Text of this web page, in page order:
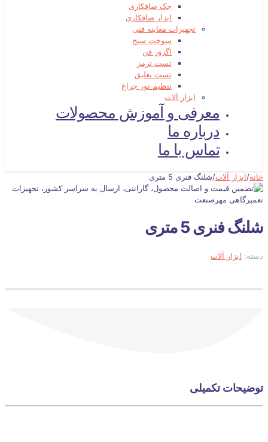
جک صافکاری
ابزار صافکاری
تجهیزات معاینه فنی
سوخت سنج
اگزوز فن
تست ترمز
تست تعلیق
تنظیم نور چراغ
ابزار آلات
معرفی و آموزش محصولات
درباره ما
تماس با ما
خانه/ابزار آلات/شلنگ فنری 5 متری
شلنگ فنری 5 متری
دسته: ابزار آلات
توضیحات تکمیلی